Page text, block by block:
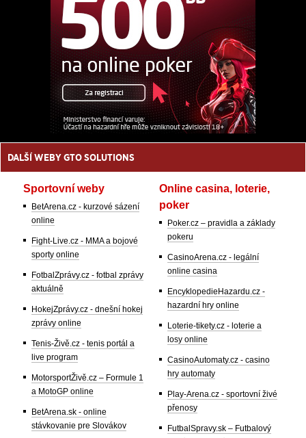
DALŠÍ WEBY GTO SOLUTIONS
Sportovní weby
BetArena.cz - kurzové sázení
online
Fight-Live.cz - MMA a bojové
sporty online
FotbalZprávy.cz - fotbal zprávy
aktuálně
HokejZprávy.cz - dnešní hokej
zprávy online
Tenis-Živě.cz - tenis portál a
live program
MotorsportŽivě.cz – Formule 1
a MotoGP online
BetArena.sk - online
stávkovanie pre Slovákov
Online casina, loterie,
poker
Poker.cz – pravidla a základy
pokeru
CasinoArena.cz - legální
online casina
EncyklopedieHazardu.cz -
hazardní hry online
Loterie-tikety.cz - loterie a
losy online
CasinoAutomaty.cz - casino
hry automaty
Play-Arena.cz - sportovní živé
přenosy
FutbalSpravy.sk – Futbalový